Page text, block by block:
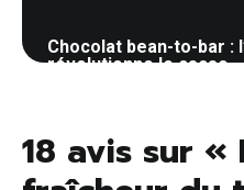
Chocolat bean-to-bar :
révolutionne le cacao
18 avis sur «